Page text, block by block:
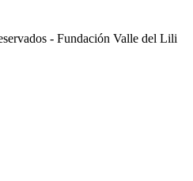
- Fundación Valle del Lili